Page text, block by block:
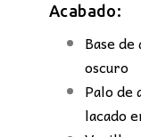
Acabado:
Base
oscuro
Palo de
lacado